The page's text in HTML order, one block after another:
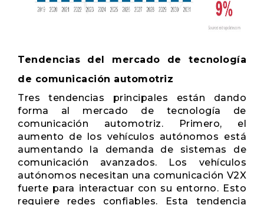
Tendencias del mercado de tecnología
de comunicación automotriz
Tres tendencias principales están dando
forma al mercado de tecnología de
comunicación automotriz. Primero, el
aumento de los vehículos autónomos está
aumentando la demanda de sistemas de
comunicación avanzados. Los vehículos
autónomos necesitan una comunicación V2X
fuerte para interactuar con su entorno. Esto
requiere redes confiables. Esta tendencia